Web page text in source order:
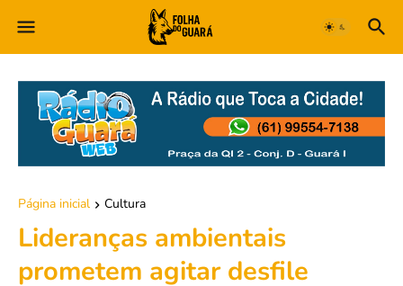
Página inicial Cultura
Lideranças ambientais
prometem agitar desfile